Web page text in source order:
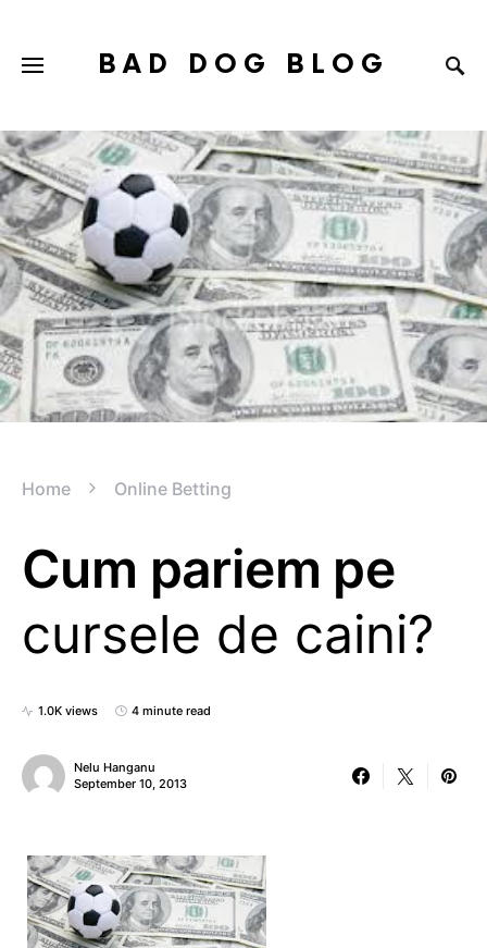
BAD DOG BLOG
Home Online Betting
Cum pariem pe
cursele de caini?
1.0K views 4 minute read
Nelu Hanganu
September 10, 2013